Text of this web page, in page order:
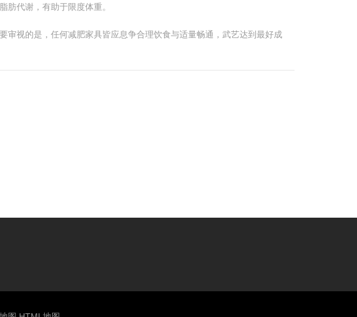
肪代谢，有助于限度体重。
视的是，任何减肥家具皆应息争合理饮食与适量畅通，武艺达到最好成